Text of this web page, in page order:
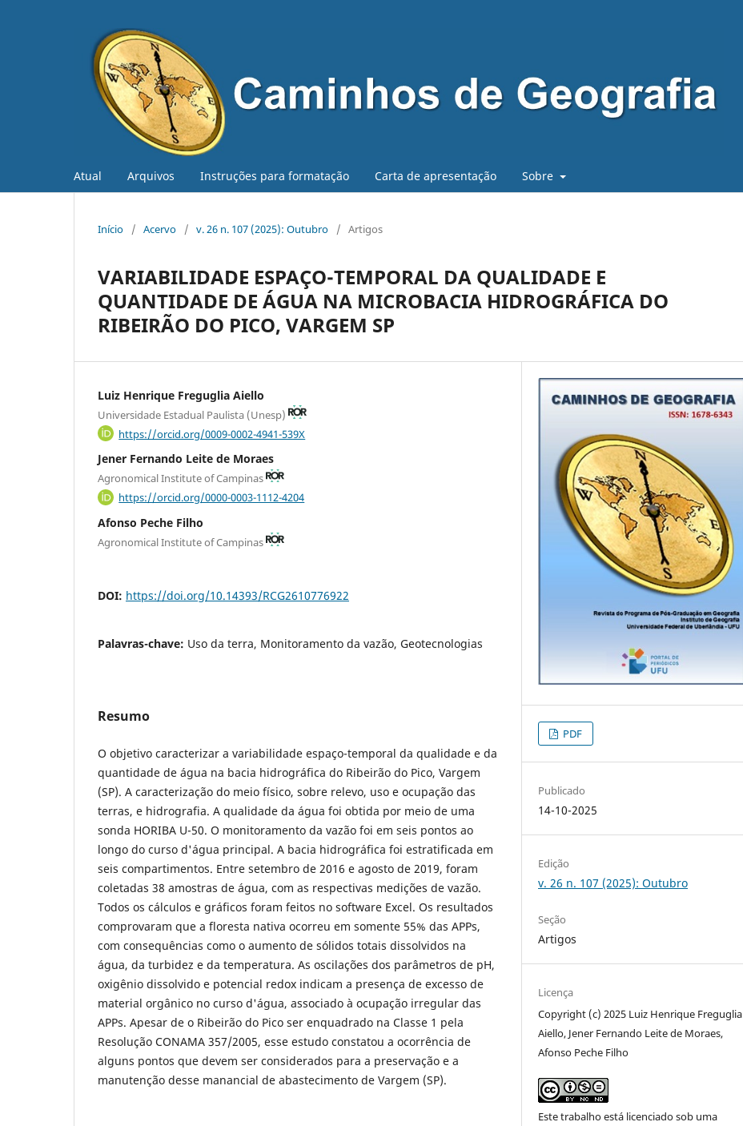
Atual Arquivos Instruções para formatação Carta de apresentação Sobre
Início / Acervo / v. 26 n. 107 (2025): Outubro / Artigos
VARIABILIDADE ESPAÇO-TEMPORAL DA QUALIDADE E
QUANTIDADE DE ÁGUA NA MICROBACIA HIDROGRÁFICA DO
RIBEIRÃO DO PICO, VARGEM SP
Luiz Henrique Freguglia Aiello
Universidade Estadual Paulista (Unesp)
https://orcid.org/0009-0002-4941-539X
Jener Fernando Leite de Moraes
Agronomical Institute of Campinas
https://orcid.org/0000-0003-1112-4204
Afonso Peche Filho
Agronomical Institute of Campinas
DOI: https://doi.org/10.14393/RCG2610776922
Palavras-chave: Uso da terra, Monitoramento da vazão, Geotecnologias
Resumo
O objetivo caracterizar a variabilidade espaço-temporal da qualidade e da
quantidade de água na bacia hidrográfica do Ribeirão do Pico, Vargem
(SP). A caracterização do meio físico, sobre relevo, uso e ocupação das
terras, e hidrografia. A qualidade da água foi obtida por meio de uma
sonda HORIBA U-50. O monitoramento da vazão foi em seis pontos ao
longo do curso d'água principal. A bacia hidrográfica foi estratificada em
seis compartimentos. Entre setembro de 2016 e agosto de 2019, foram
coletadas 38 amostras de água, com as respectivas medições de vazão.
Todos os cálculos e gráficos foram feitos no software Excel. Os resultados
comprovaram que a floresta nativa ocorreu em somente 55% das APPs,
com consequências como o aumento de sólidos totais dissolvidos na
água, da turbidez e da temperatura. As oscilações dos parâmetros de pH,
oxigênio dissolvido e potencial redox indicam a presença de excesso de
material orgânico no curso d'água, associado à ocupação irregular das
APPs. Apesar de o Ribeirão do Pico ser enquadrado na Classe 1 pela
Resolução CONAMA 357/2005, esse estudo constatou a ocorrência de
alguns pontos que devem ser considerados para a preservação e a
manutenção desse manancial de abastecimento de Vargem (SP).
PDF
Publicado
14-10-2025
Edição
v. 26 n. 107 (2025): Outubro
Seção
Artigos
Licença
Copyright (c) 2025 Luiz Henrique Freguglia
Aiello, Jener Fernando Leite de Moraes,
Afonso Peche Filho
Este trabalho está licenciado sob uma